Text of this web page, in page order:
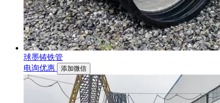
球墨铸铁管
电询优惠
添加微信